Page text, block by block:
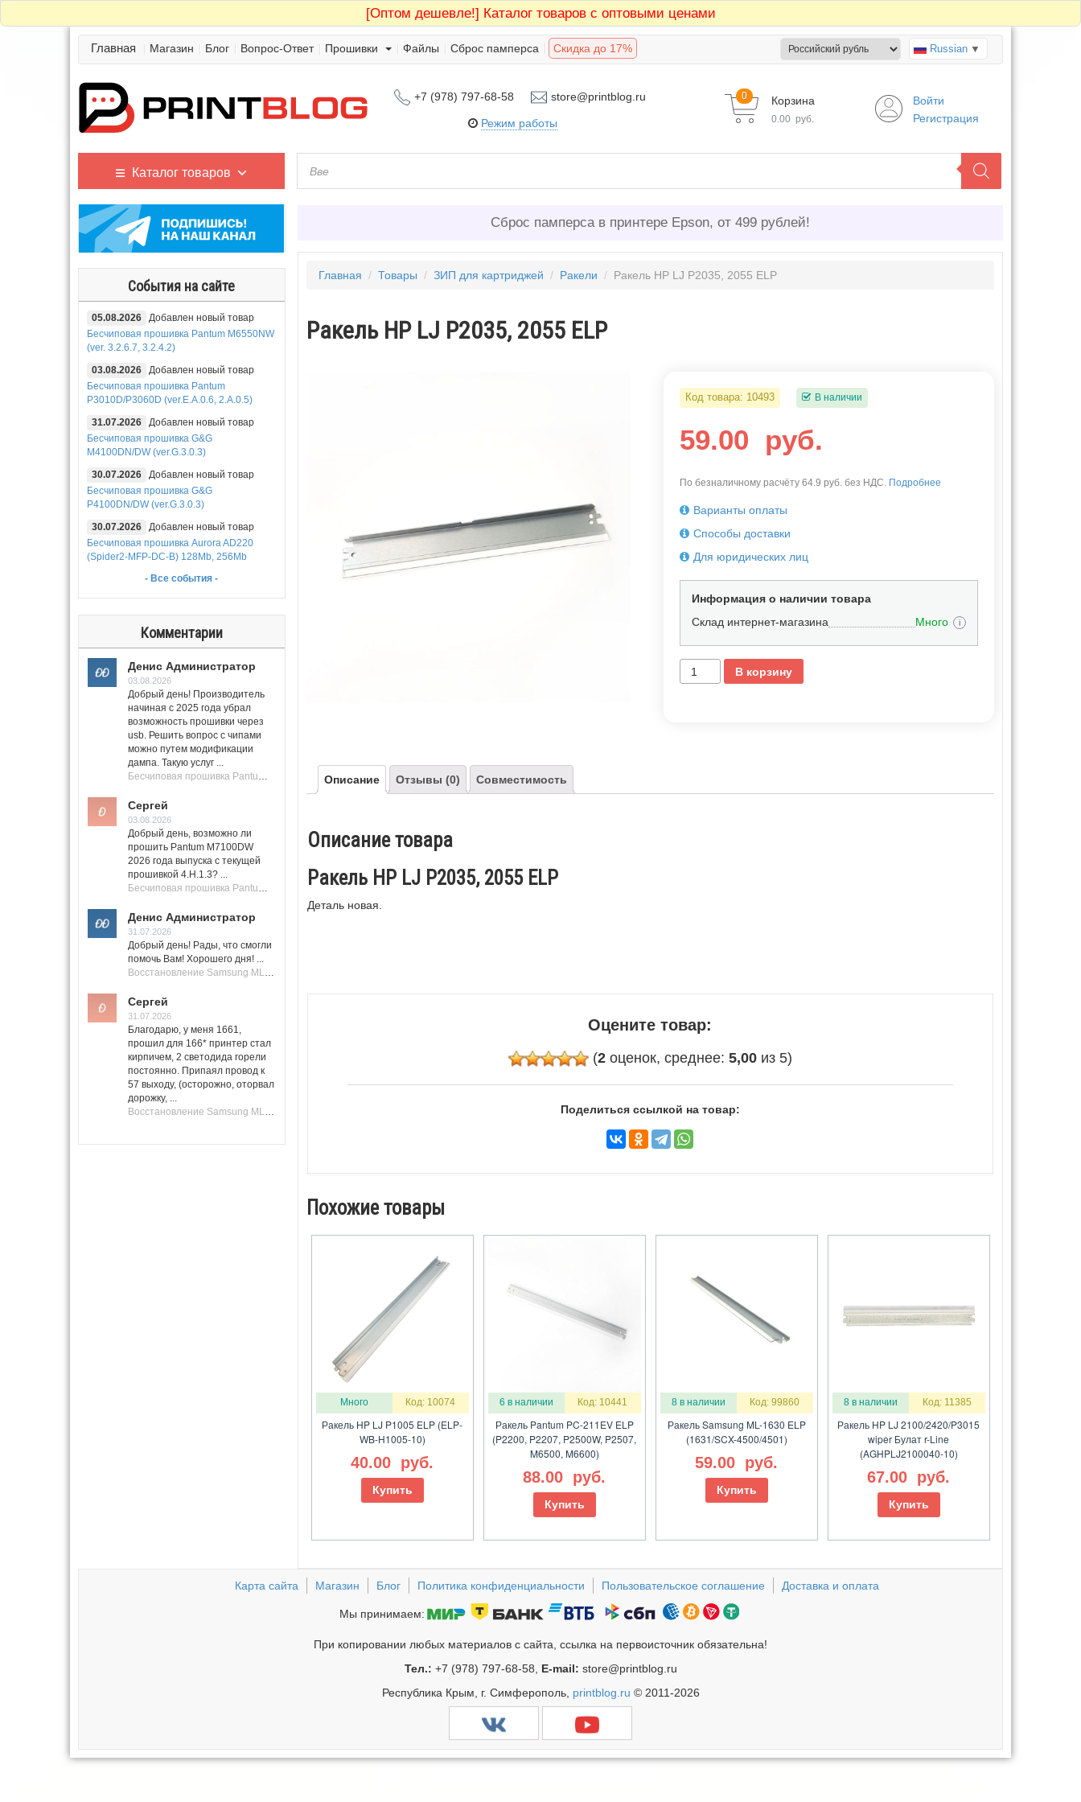
[Оптом дешевле!] Каталог товаров с оптовыми ценами
Главная Магазин Блог Вопрос-Ответ Прошивки Файлы Сброс памперса Скидка до 17% Russian ▼
+7 (978) 797-68-58 store@printblog.ru
Режим работы
Корзина
0
0.00 руб.
Войти
Регистрация
Каталог товаров
События на сайте
05.08.2026
Добавлен новый товар
Бесчиповая прошивка Pantum M6550NW
(ver. 3.2.6.7, 3.2.4.2)
03.08.2026
Добавлен новый товар
Бесчиповая прошивка Pantum
P3010D/P3060D (ver.E.A.0.6, 2.A.0.5)
31.07.2026
Добавлен новый товар
Бесчиповая прошивка G&G
M4100DN/DW (ver.G.3.0.3)
30.07.2026
Добавлен новый товар
Бесчиповая прошивка G&G
P4100DN/DW (ver.G.3.0.3)
30.07.2026
Добавлен новый товар
Бесчиповая прошивка Aurora AD220
(Spider2-MFP-DC-B) 128Mb, 256Mb
- Все события -
Комментарии
Денис Администратор
03.08.2026
Добрый день! Производитель
начиная с 2025 года убрал
возможность прошивки через
usb. Решить вопрос с чипами
можно путем модификации
дампа. Такую услуг ...
Бесчиповая прошивка Pantum M7100 Series (M7100, M7108, M7102, M7103, M7105)
Сергей
03.08.2026
Добрый день, возможно ли
прошить Pantum M7100DW
2026 года выпуска с текущей
прошивкой 4.H.1.3? ...
Бесчиповая прошивка Pantum M7100 Series (M7100, M7108, M7102, M7103, M7105)
Денис Администратор
31.07.2026
Добрый день! Рады, что смогли
помочь Вам! Хорошего дня! ...
Восстановление Samsung ML-1661, ML-1666 после не удачной прошивки.
Сергей
31.07.2026
Благодарю, у меня 1661,
прошил для 166* принтер стал
кирпичем, 2 светодида горели
постоянно. Припаял провод к
57 выходу, (осторожно, оторвал
дорожку, ...
Восстановление Samsung ML-1661, ML-1666 после не удачной прошивки.
Сброс памперса в принтере Epson, от 499 рублей!
Главная / Товары / ЗИП для картриджей / Ракели / Ракель HP LJ P2035, 2055 ELP
Ракель HP LJ P2035, 2055 ELP
Код товара: 10493 В наличии
59.00 руб.
По безналичному расчёту 64.9 руб. без НДС. Подробнее
Варианты оплаты
Способы доставки
Для юридических лиц
Информация о наличии товара
Склад интернет-магазина
Много i
В корзину
Описание Отзывы (0) Совместимость
Описание товара
Ракель HP LJ P2035, 2055 ELP
Деталь новая.
Оцените товар:
(2оценок, среднее: 5,00из 5)
Поделиться ссылкой на товар:
Похожие товары
Много Код: 10074
Ракель HP LJ P1005 ELP (ELP-
WB-H1005-10)
40.00 руб.
Купить
6 в наличии Код: 10441
Ракель Pantum PC-211EV ELP
(P2200, P2207, P2500W, P2507,
M6500, M6600)
88.00 руб.
Купить
8 в наличии Код: 99860
Ракель Samsung ML-1630 ELP
(1631/SCX-4500/4501)
59.00 руб.
Купить
8 в наличии Код: 11385
Ракель HP LJ 2100/2420/P3015
wiper Булат r-Line
(AGHPLJ2100040-10)
67.00 руб.
Купить
Карта сайта Магазин Блог Политика конфиденциальности Пользовательское соглашение Доставка и оплата
Мы принимаем:
При копировании любых материалов с сайта, ссылка на первоисточник обязательна!
Тел.: +7 (978) 797-68-58, E-mail: store@printblog.ru
Республика Крым, г. Симферополь, printblog.ru © 2011-2026